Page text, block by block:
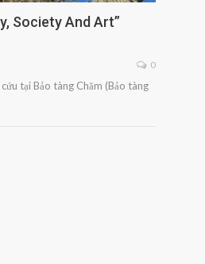
Society And Art”
0
tại Bảo tàng Chăm (Bảo tàng